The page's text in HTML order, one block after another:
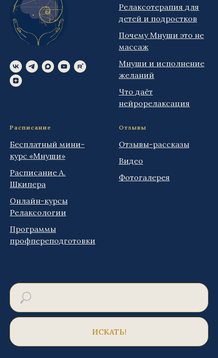
Релаксотерапия для
детей и подростков
Почему Мнуши это не
массаж
Мнуши и исполнение
желаний
Что даёт
нейрорелаксация
Расписание
Бесплатный мини-
курс «Мнуши»
Расписание А.
Шкипера
Онлайн-курсы
Релаксологии
Программы
профпереподготовки
Отзывы
Отзывы-рассказы
Видео
Фотогалерея
ИСКАТЬ!